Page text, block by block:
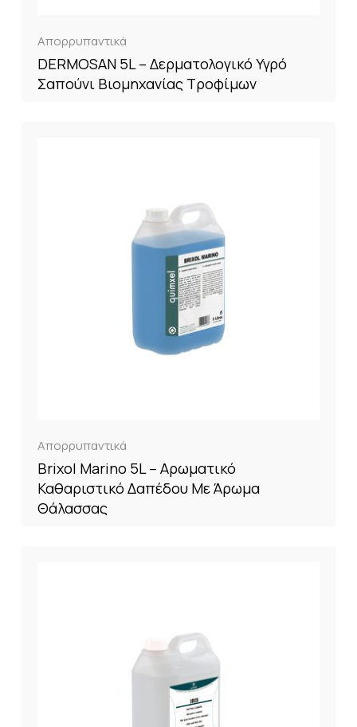
Απορρυπαντικά
DERMOSAN 5L – Δερματολογικό Υγρό
Σαπούνι Βιομηχανίας Τροφίμων
Απορρυπαντικά
Brixol Marino 5L – Αρωματικό
Καθαριστικό Δαπέδου Με Άρωμα
Θάλασσας